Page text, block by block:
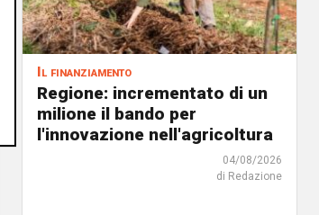
Il finanziamento
Regione: incrementato di un
milione il bando per
l'innovazione nell'agricoltura
04/08/2026
di Redazione